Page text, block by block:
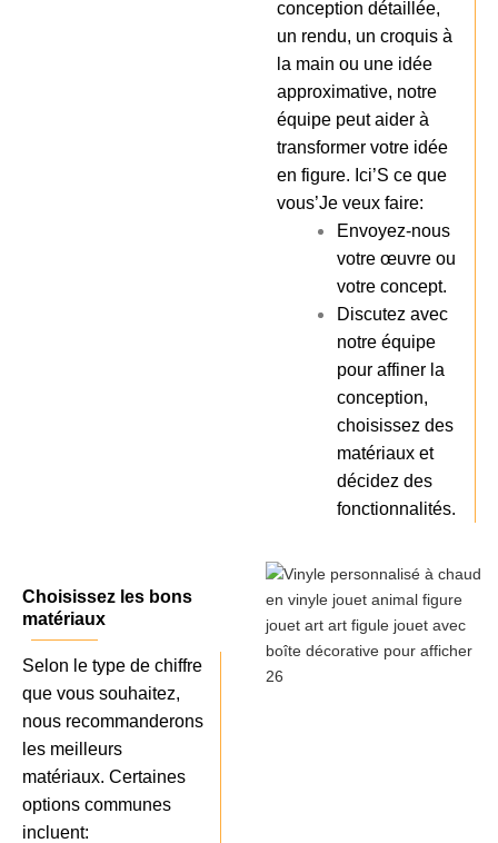
conception détaillée,
un rendu, un croquis à
la main ou une idée
approximative, notre
équipe peut aider à
transformer votre idée
en figure. Ici’S ce que
vous’Je veux faire:
Envoyez-nous
votre œuvre ou
votre concept.
Discutez avec
notre équipe
pour affiner la
conception,
choisissez des
matériaux et
décidez des
fonctionnalités.
Choisissez les bons
matériaux
Selon le type de chiffre
que vous souhaitez,
nous recommanderons
les meilleurs
matériaux. Certaines
options communes
incluent: